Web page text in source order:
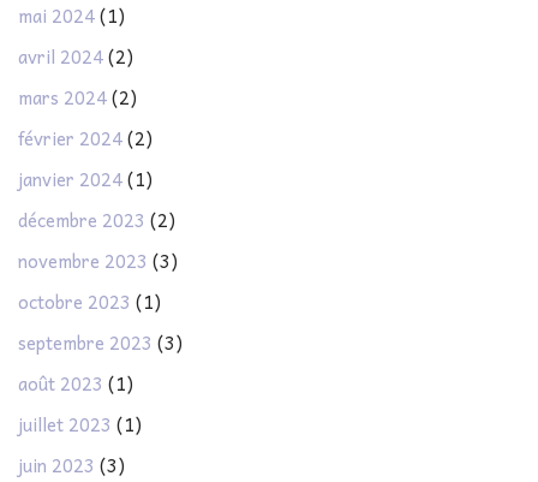
mai 2024(1)
avril 2024(2)
mars 2024(2)
février 2024(2)
janvier 2024(1)
décembre 2023 (2)
novembre 2023 (3)
octobre 2023 (1)
septembre 2023 (3)
août 2023 (1)
juillet 2023 (1)
juin 2023 (3)